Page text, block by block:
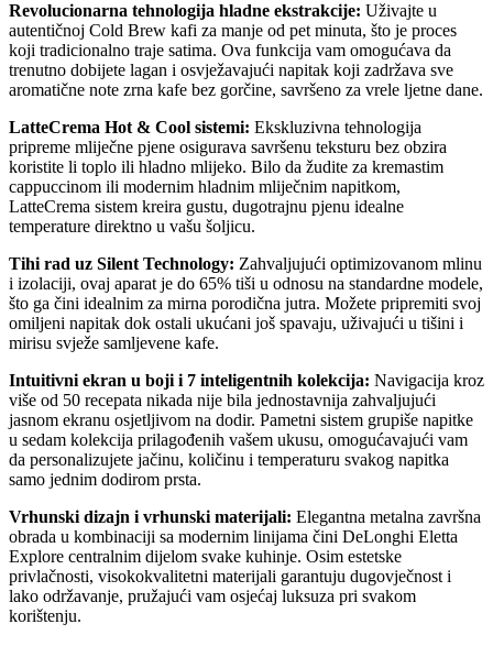
Revolucionarna tehnologija hladne ekstrakcije: Uživajte u
autentičnoj Cold Brew kafi za manje od pet minuta, što je proces
koji tradicionalno traje satima. Ova funkcija vam omogućava da
trenutno dobijete lagan i osvježavajući napitak koji zadržava sve
aromatične note zrna kafe bez gorčine, savršeno za vrele ljetne dane.
LatteCrema Hot & Cool sistemi: Ekskluzivna tehnologija
pripreme mliječne pjene osigurava savršenu teksturu bez obzira
koristite li toplo ili hladno mlijeko. Bilo da žudite za kremastim
cappuccinom ili modernim hladnim mliječnim napitkom,
LatteCrema sistem kreira gustu, dugotrajnu pjenu idealne
temperature direktno u vašu šoljicu.
Tihi rad uz Silent Technology: Zahvaljujući optimizovanom mlinu
i izolaciji, ovaj aparat je do 65% tiši u odnosu na standardne modele,
što ga čini idealnim za mirna porodična jutra. Možete pripremiti svoj
omiljeni napitak dok ostali ukućani još spavaju, uživajući u tišini i
mirisu svježe samljevene kafe.
Intuitivni ekran u boji i 7 inteligentnih kolekcija: Navigacija kroz
više od 50 recepata nikada nije bila jednostavnija zahvaljujući
jasnom ekranu osjetljivom na dodir. Pametni sistem grupiše napitke
u sedam kolekcija prilagođenih vašem ukusu, omogućavajući vam
da personalizujete jačinu, količinu i temperaturu svakog napitka
samo jednim dodirom prsta.
Vrhunski dizajn i vrhunski materijali: Elegantna metalna završna
obrada u kombinaciji sa modernim linijama čini DeLonghi Eletta
Explore centralnim dijelom svake kuhinje. Osim estetske
privlačnosti, visokokvalitetni materijali garantuju dugovječnost i
lako održavanje, pružajući vam osjećaj luksuza pri svakom
korištenju.